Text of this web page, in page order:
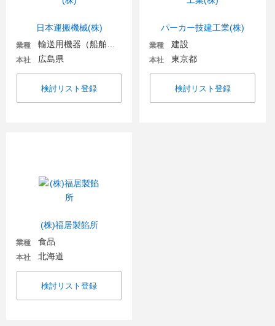
日本運搬機械(株)
業種
本社 広島県
検討リスト登録
パーカー技建工業(株)
業種 建設
本社 東京都
検討リスト登録
(株)福居製餡所
業種 食品
本社 北海道
検討リスト登録